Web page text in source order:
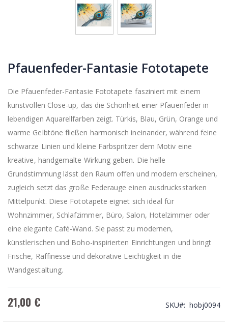
Pfauenfeder-Fantasie Fototapete
Die Pfauenfeder-Fantasie Fototapete fasziniert mit einem
kunstvollen Close-up, das die Schönheit einer Pfauenfeder in
lebendigen Aquarellfarben zeigt. Türkis, Blau, Grün, Orange und
warme Gelbtöne fließen harmonisch ineinander, während feine
schwarze Linien und kleine Farbspritzer dem Motiv eine
kreative, handgemalte Wirkung geben. Die helle
Grundstimmung lässt den Raum offen und modern erscheinen,
zugleich setzt das große Federauge einen ausdrucksstarken
Mittelpunkt. Diese Fototapete eignet sich ideal für
Wohnzimmer, Schlafzimmer, Büro, Salon, Hotelzimmer oder
eine elegante Café-Wand. Sie passt zu modernen,
künstlerischen und Boho-inspirierten Einrichtungen und bringt
Frische, Raffinesse und dekorative Leichtigkeit in die
Wandgestaltung.
21,00 € SKU hobj0094